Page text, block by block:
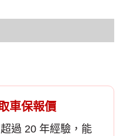
車保報價
過 20 年經驗，能